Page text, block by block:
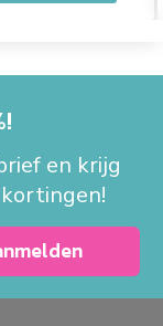
en krijg